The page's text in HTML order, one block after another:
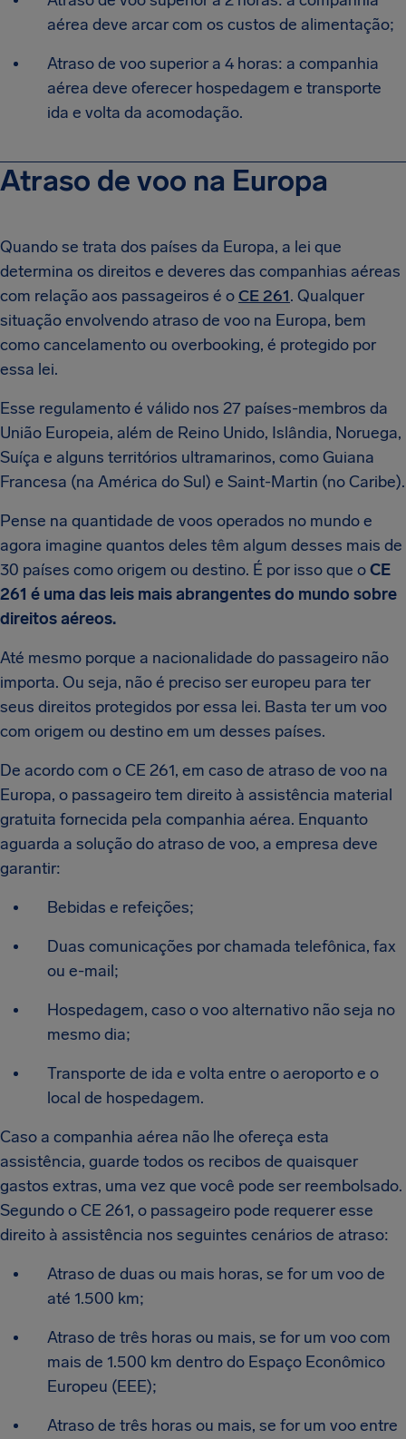
aérea deve arcar com os custos de alimentação;
Atraso de voo superior a 4 horas: a companhia
aérea deve oferecer hospedagem e transporte
ida e volta da acomodação.
Atraso de voo na Europa
Quando se trata dos países da Europa, a lei que
determina os direitos e deveres das companhias aéreas
com relação aos passageiros é oCE 261. Qualquer
situação envolvendo atraso de voo na Europa, bem
como cancelamento ou overbooking, é protegido por
essa lei.
Esse regulamento é válido nos 27 países-membros da
União Europeia, além de Reino Unido, Islândia, Noruega,
Suíça e alguns territórios ultramarinos, como Guiana
Francesa (na América do Sul) e Saint-Martin (no Caribe).
Pense na quantidade de voos operados no mundo e
agora imagine quantos deles têm algum desses mais de
30 países como origem ou destino. É por isso que oCE
261 é uma das leis mais abrangentes do mundo sobre
direitos aéreos.
Até mesmo porque a nacionalidade do passageiro não
importa. Ou seja, não é preciso ser europeu para ter
seus direitos protegidos por essa lei. Basta ter um voo
com origem ou destino em um desses países.
De acordo com o CE 261, em caso de atraso de voo na
Europa, o passageiro tem direito à assistência material
gratuita fornecida pela companhia aérea. Enquanto
aguarda a solução do atraso de voo, a empresa deve
garantir:
Bebidas e refeições;
Duas comunicações por chamada telefônica, fax
ou e-mail;
Hospedagem, caso o voo alternativo não seja no
mesmo dia;
Transporte de ida e volta entre o aeroporto e o
local de hospedagem.
Caso a companhia aérea não lhe ofereça esta
assistência, guarde todos os recibos de quaisquer
gastos extras, uma vez que você pode ser reembolsado.
Segundo o CE 261, o passageiro pode requerer esse
direito à assistência nos seguintes cenários de atraso:
Atraso de duas ou mais horas, se for um voo de
até 1.500 km;
Atraso de três horas ou mais, se for um voo com
mais de 1.500 km dentro do Espaço Econômico
Europeu (EEE);
Atraso de três horas ou mais, se for um voo entre